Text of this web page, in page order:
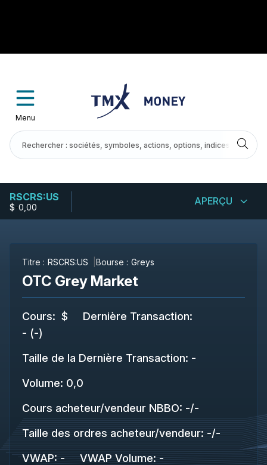
Menu
RSCRS:US
$-0,00 APERÇU
Titre : RSCRS:US Bourse : Greys
OTC Grey Market
Cours: $
- (-)
Dernière Transaction:
Taille de la Dernière Transaction: -
Volume: 0,0
Cours acheteur/vendeur NBBO: -/-
Taille des ordres acheteur/vendeur: -/-
VWAP: - VWAP Volume: -